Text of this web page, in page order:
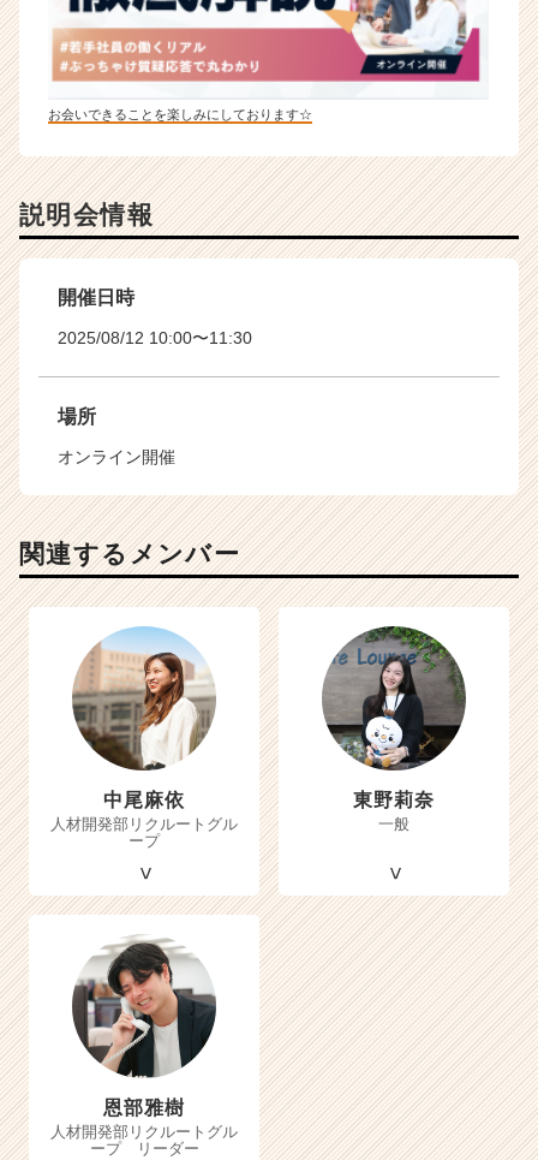
お会いできることを楽しみにしております☆
説明会情報
開催日時
2025/08/12 10:00〜11:30
場所
オンライン開催
関連するメンバー
中尾麻依
人材開発部リクルートグル
ープ
東野莉奈
一般
恩部雅樹
人材開発部リクルートグル
ープ リーダー